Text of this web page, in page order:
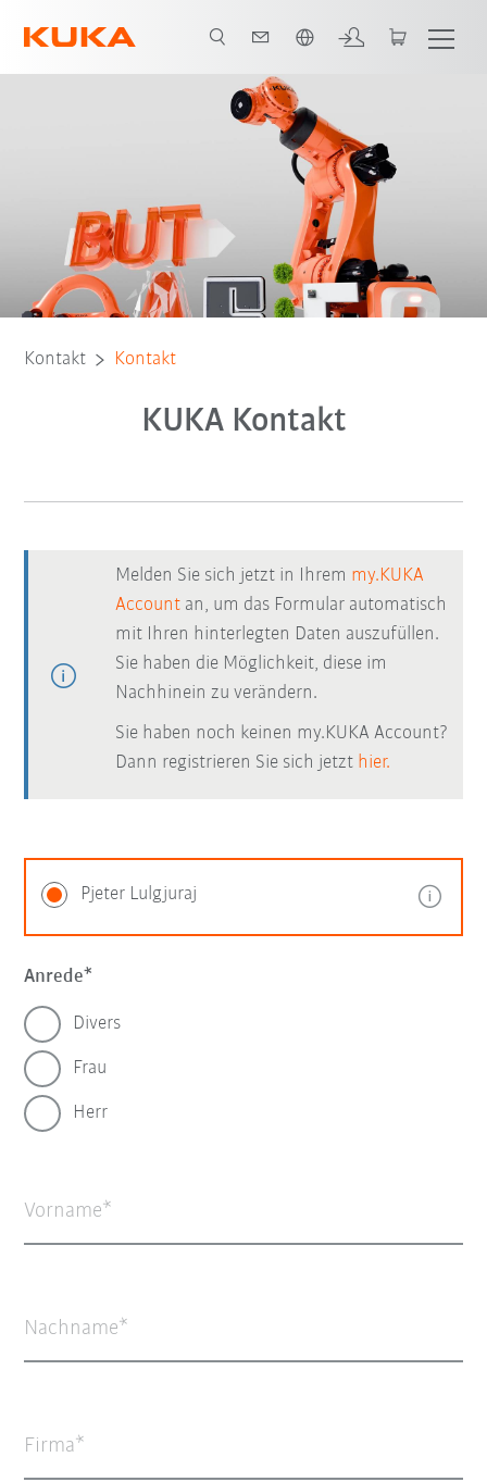
Kontakt Kontakt
KUKA Kontakt
Melden Sie sich jetzt in Ihrem my.KUKA
Account an, um das Formular automatisch
mit Ihren hinterlegten Daten auszufüllen.
Sie haben die Möglichkeit, diese im
Nachhinein zu verändern.
Sie haben noch keinen my.KUKA Account?
Dann registrieren Sie sich jetzt hier.
Pjeter Lulgjuraj
Anrede
Divers
Frau
Herr
Vorname
Nachname
Firma